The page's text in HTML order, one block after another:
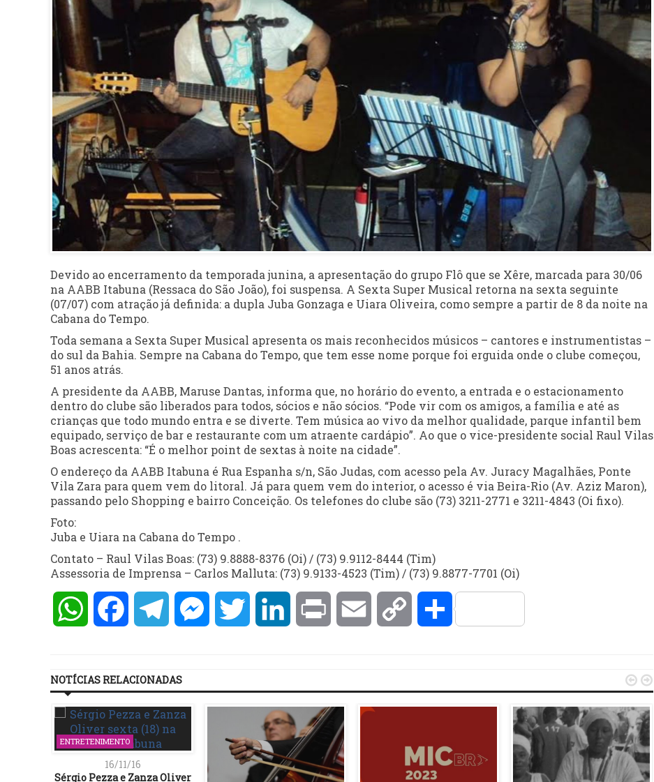
Devido ao encerramento da temporada junina, a apresentação do grupo Flô que se Xêre, marcada para 30/06
na AABB Itabuna (Ressaca do São João), foi suspensa. A Sexta Super Musical retorna na sexta seguinte
(07/07) com atração já definida: a dupla Juba Gonzaga e Uiara Oliveira, como sempre a partir de 8 da noite na
Cabana do Tempo.
Toda semana a Sexta Super Musical apresenta os mais reconhecidos músicos – cantores e instrumentistas –
do sul da Bahia. Sempre na Cabana do Tempo, que tem esse nome porque foi erguida onde o clube começou,
51 anos atrás.
A presidente da AABB, Maruse Dantas, informa que, no horário do evento, a entrada e o estacionamento
dentro do clube são liberados para todos, sócios e não sócios. “Pode vir com os amigos, a família e até as
crianças que todo mundo entra e se diverte. Tem música ao vivo da melhor qualidade, parque infantil bem
equipado, serviço de bar e restaurante com um atraente cardápio”. Ao que o vice-presidente social Raul Vilas
Boas acrescenta: “É o melhor point de sextas à noite na cidade”.
O endereço da AABB Itabuna é Rua Espanha s/n, São Judas, com acesso pela Av. Juracy Magalhães, Ponte
Vila Zara para quem vem do litoral. Já para quem vem do interior, o acesso é via Beira-Rio (Av. Aziz Maron),
passando pelo Shopping e bairro Conceição. Os telefones do clube são (73) 3211-2771 e 3211-4843 (Oi fixo).
Foto:
Juba e Uiara na Cabana do Tempo .
Contato – Raul Vilas Boas: (73) 9.8888-8376 (Oi) / (73) 9.9112-8444 (Tim)
Assessoria de Imprensa – Carlos Malluta: (73) 9.9133-4523 (Tim) / (73) 9.8877-7701 (Oi)
WhatsAppFacebookTelegramMessengerTwitter LinkedInPrint Email Copy Compartilhar
NOTÍCIAS RELACIONADAS
ENTRETENIMENTO
16/11/16
Sérgio Pezza e Zanza Oliver
 